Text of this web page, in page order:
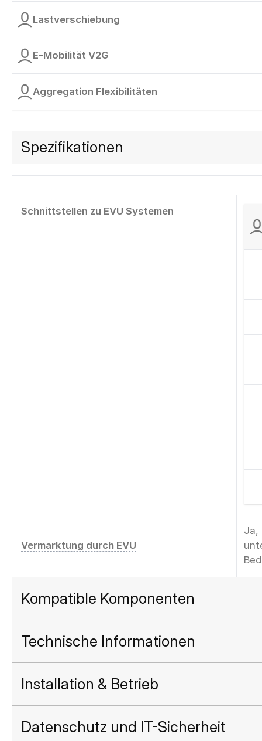
Lastverschiebung
E-Mobilität V2G
Aggregation Flexibilitäten
Spezifikationen
Schnittstellen zu EVU Systemen
Vermarktung durch EVU
Ja,
Kompatible Komponenten
Technische Informationen
Installation & Betrieb
Datenschutz und IT-Sicherheit